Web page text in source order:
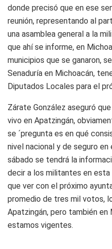
donde precisó que en ese
reunión, representando al
una asamblea general a la
que ahí se informe, en
municipios que se ganaron,
Senaduría en Michoacán,
Diputados Locales para el
Zárate González aseguró
vivo en Apatzingán,
se ´pregunta es en qué
nivel nacional y de seguro
sábado se tendrá la
decir a los militantes en esta
que ver con el próximo
promedio de tres mil votos,
Apatzingán, pero también
estamos vigentes.